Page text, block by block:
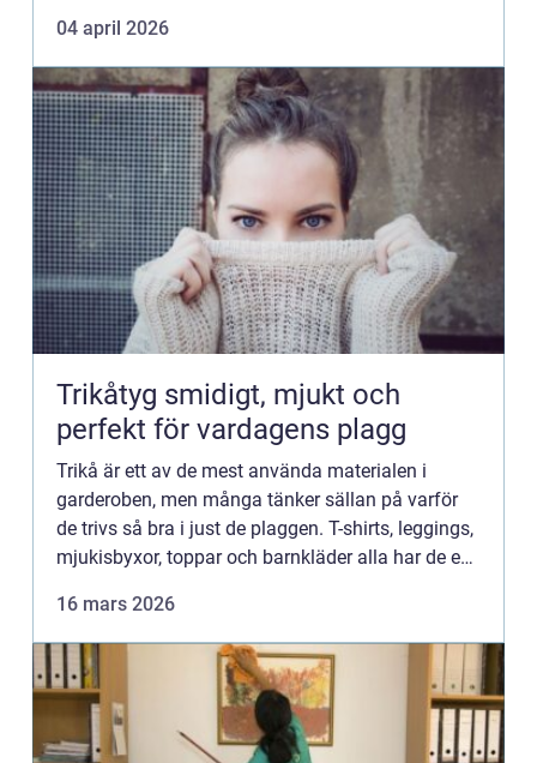
hållbarhet. För den som tillverk...
04 april 2026
Trikåtyg smidigt, mjukt och
perfekt för vardagens plagg
Trikå är ett av de mest använda materialen i
garderoben, men många tänker sällan på varför
de trivs så bra i just de plaggen. T-shirts, leggings,
mjukisbyxor, toppar och barnkläder alla har de en
trikåtyg so...
16 mars 2026